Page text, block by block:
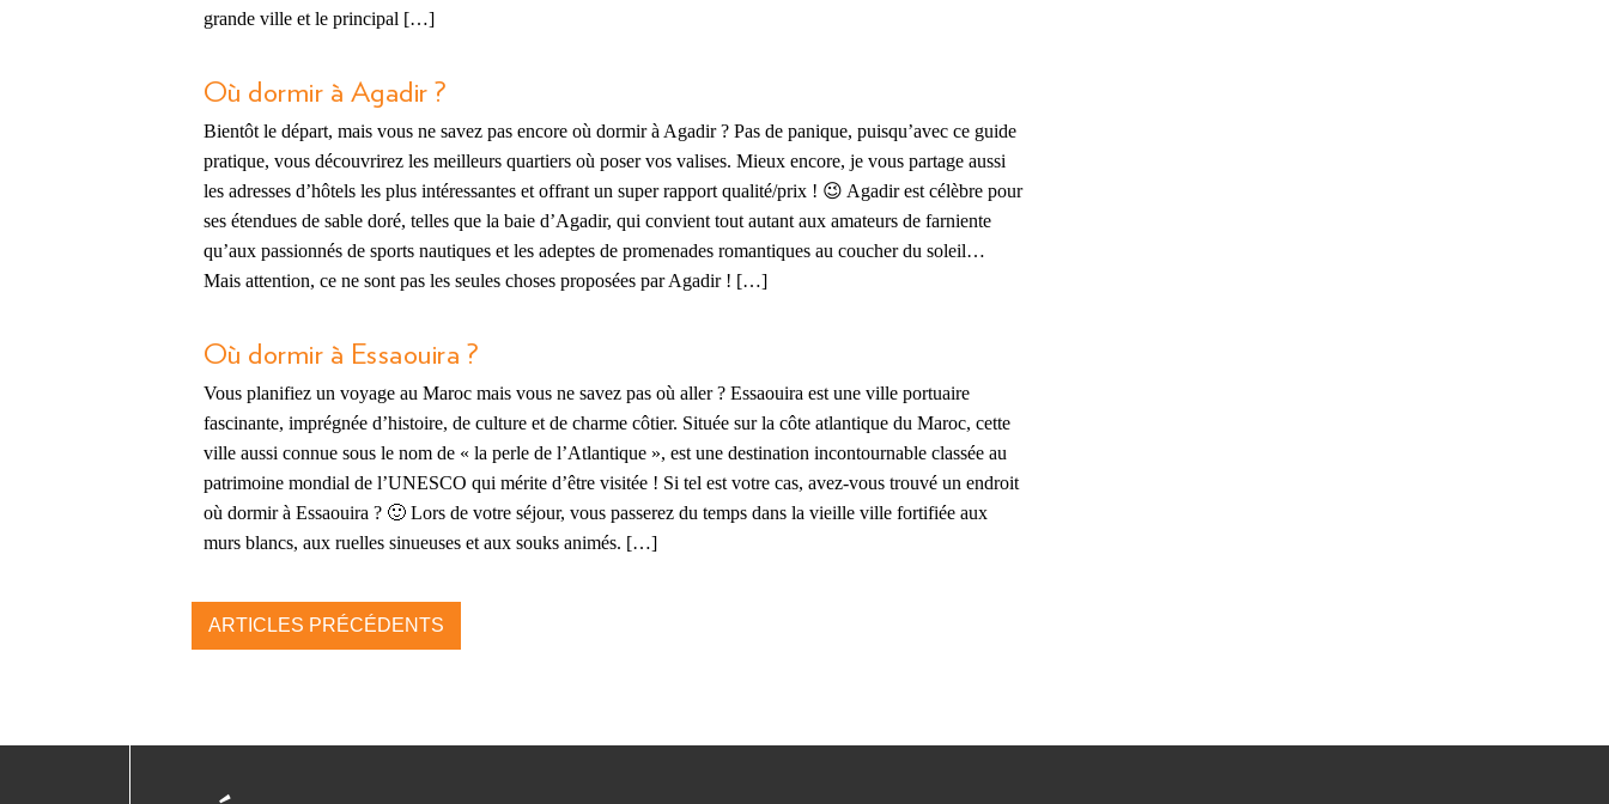
grande ville et le principal […]
Où dormir à Agadir ?
Bientôt le départ, mais vous ne savez pas encore où dormir à Agadir ? Pas de panique, puisqu’avec ce guide
pratique, vous découvrirez les meilleurs quartiers où poser vos valises. Mieux encore, je vous partage aussi
les adresses d’hôtels les plus intéressantes et offrant un super rapport qualité/prix ! 😉 Agadir est célèbre pour
ses étendues de sable doré, telles que la baie d’Agadir, qui convient tout autant aux amateurs de farniente
qu’aux passionnés de sports nautiques et les adeptes de promenades romantiques au coucher du soleil…
Mais attention, ce ne sont pas les seules choses proposées par Agadir ! […]
Où dormir à Essaouira ?
Vous planifiez un voyage au Maroc mais vous ne savez pas où aller ? Essaouira est une ville portuaire
fascinante, imprégnée d’histoire, de culture et de charme côtier. Située sur la côte atlantique du Maroc, cette
ville aussi connue sous le nom de « la perle de l’Atlantique », est une destination incontournable classée au
patrimoine mondial de l’UNESCO qui mérite d’être visitée ! Si tel est votre cas, avez-vous trouvé un endroit
où dormir à Essaouira ? 🙂 Lors de votre séjour, vous passerez du temps dans la vieille ville fortifiée aux
murs blancs, aux ruelles sinueuses et aux souks animés. […]
ARTICLES PRÉCÉDENTS